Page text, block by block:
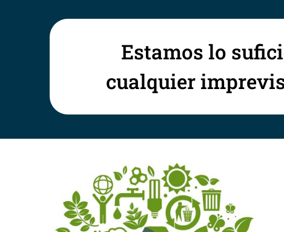
Estamos lo
cualquier